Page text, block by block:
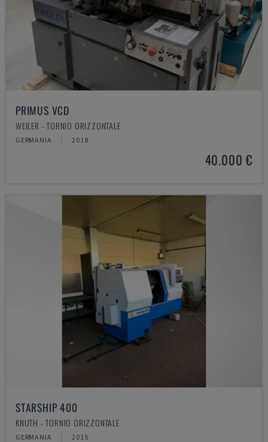
PRIMUS VCD
WEILER - TORNIO ORIZZONTALE
GERMANIA 2018
40.000 €
STARSHIP 400
KNUTH - TORNIO ORIZZONTALE
GERMANIA 2015